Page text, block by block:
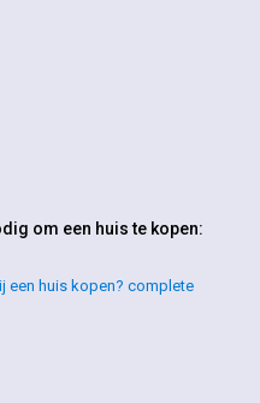
om een huis te kopen: